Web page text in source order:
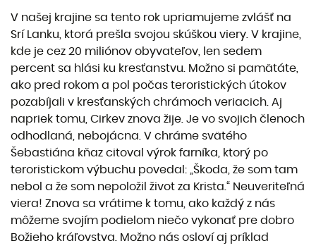
V našej krajine sa tento rok upriamujeme zvlášť na
Srí Lanku, ktorá prešla svojou skúškou viery. V krajine,
kde je cez 20 miliónov obyvateľov, len sedem
percent sa hlási ku kresťanstvu. Možno si pamätáte,
ako pred rokom a pol počas teroristických útokov
pozabíjali v kresťanských chrámoch veriacich. Aj
napriek tomu, Cirkev znova žije. Je vo svojich členoch
odhodlaná, nebojácna. V chráme svätého
Šebastiána kňaz citoval výrok farníka, ktorý po
teroristickom výbuchu povedal: „Škoda, že som tam
nebol a že som nepoložil život za Krista.“ Neuveriteľná
viera! Znova sa vrátime k tomu, ako každý z nás
môžeme svojím podielom niečo vykonať pre dobro
Božieho kráľovstva. Možno nás osloví aj príklad